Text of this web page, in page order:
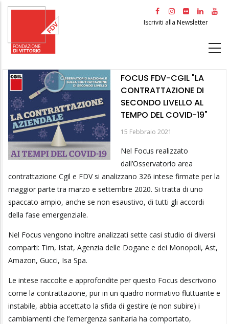
Salta
principale
Iscriviti alla Newsletter
FOCUS FDV-CGIL "LA
CONTRATTAZIONE DI
SECONDO LIVELLO AL
TEMPO DEL COVID-19"
15 Febbraio 2021
Nel Focus realizzato
dall’Osservatorio area
contrattazione Cgil e FDV si analizzano 326 intese firmate per la
maggior parte tra marzo e settembre 2020. Si tratta di uno
spaccato ampio, anche se non esaustivo, di tutti gli accordi
della fase emergenziale.
Nel Focus vengono inoltre analizzati sette casi studio di diversi
comparti: Tim, Istat, Agenzia delle Dogane e dei Monopoli, Ast,
Amazon, Gucci, Isa Spa.
Le intese raccolte e approfondite per questo Focus descrivono
come la contrattazione, pur in un quadro normativo fluttuante e
instabile, abbia accettato la sfida di gestire (e non subire) i
cambiamenti che l’emergenza sanitaria ha comportato,